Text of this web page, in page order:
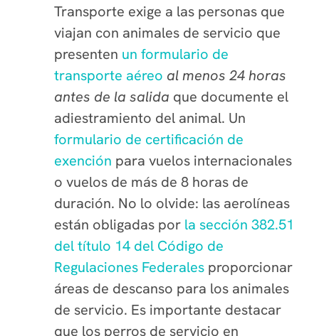
Transporte exige a las personas que
viajan con animales de servicio que
presenten un formulario de
transporte aéreo al menos 24 horas
antes de la salida que documente el
adiestramiento del animal. Un
formulario de certificación de
exención para vuelos internacionales
o vuelos de más de 8 horas de
duración. No lo olvide: las aerolíneas
están obligadas por la sección 382.51
del título 14 del Código de
Regulaciones Federales proporcionar
áreas de descanso para los animales
de servicio. Es importante destacar
que los perros de servicio en